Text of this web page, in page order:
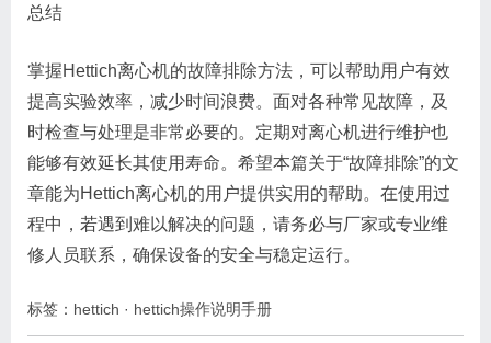
总结
掌握Hettich离心机的故障排除方法，可以帮助用户有效
提高实验效率，减少时间浪费。面对各种常见故障，及
时检查与处理是非常必要的。定期对离心机进行维护也
能够有效延长其使用寿命。希望本篇关于“故障排除”的文
章能为Hettich离心机的用户提供实用的帮助。在使用过
程中，若遇到难以解决的问题，请务必与厂家或专业维
修人员联系，确保设备的安全与稳定运行。
标签： hettich · hettich操作说明手册